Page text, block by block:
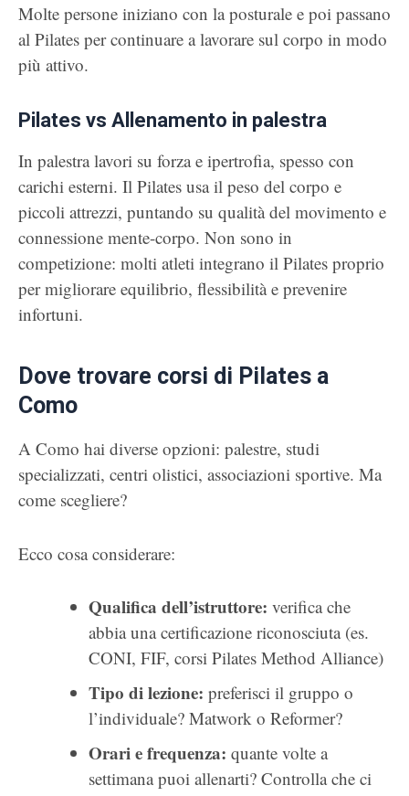
Molte persone iniziano con la posturale e poi passano
al Pilates per continuare a lavorare sul corpo in modo
più attivo.
Pilates vs Allenamento in palestra
In palestra lavori su forza e ipertrofia, spesso con
carichi esterni. Il Pilates usa il peso del corpo e
piccoli attrezzi, puntando su qualità del movimento e
connessione mente-corpo. Non sono in
competizione: molti atleti integrano il Pilates proprio
per migliorare equilibrio, flessibilità e prevenire
infortuni.
Dove trovare corsi di Pilates a
Como
A Como hai diverse opzioni: palestre, studi
specializzati, centri olistici, associazioni sportive. Ma
come scegliere?
Ecco cosa considerare:
Qualifica dell’istruttore: verifica che
abbia una certificazione riconosciuta (es.
CONI, FIF, corsi Pilates Method Alliance)
Tipo di lezione: preferisci il gruppo o
l’individuale? Matwork o Reformer?
Orari e frequenza: quante volte a
settimana puoi allenarti? Controlla che ci